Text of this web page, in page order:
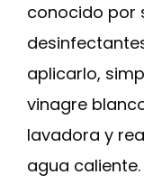
conocido por
aplicarlo,
vinagre
lavadora y
agua